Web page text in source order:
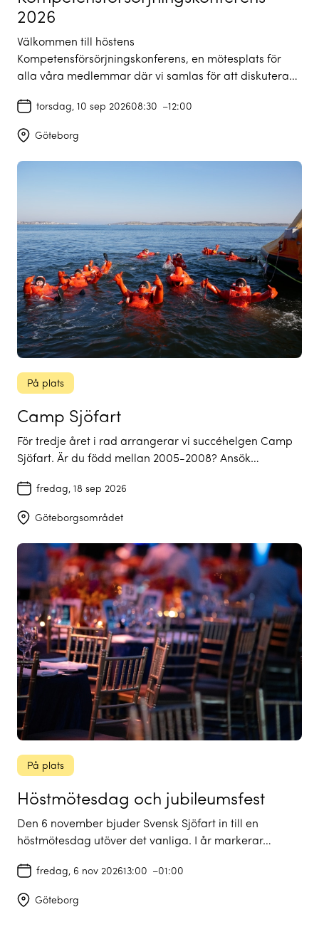
2026
Välkommen till höstens
Kompetensförsörjningskonferens, en mötesplats för
alla våra medlemmar där vi samlas för att diskutera…
torsdag, 10 sep 202608:30 –12:00
Göteborg
På plats
Camp Sjöfart
För tredje året i rad arrangerar vi succéhelgen Camp
Sjöfart. Är du född mellan 2005-2008? Ansök…
fredag, 18 sep 2026
Göteborgsområdet
På plats
Höstmötesdag och jubileumsfest
Den 6 november bjuder Svensk Sjöfart in till en
höstmötesdag utöver det vanliga. I år markerar…
fredag, 6 nov 202613:00 –01:00
Göteborg